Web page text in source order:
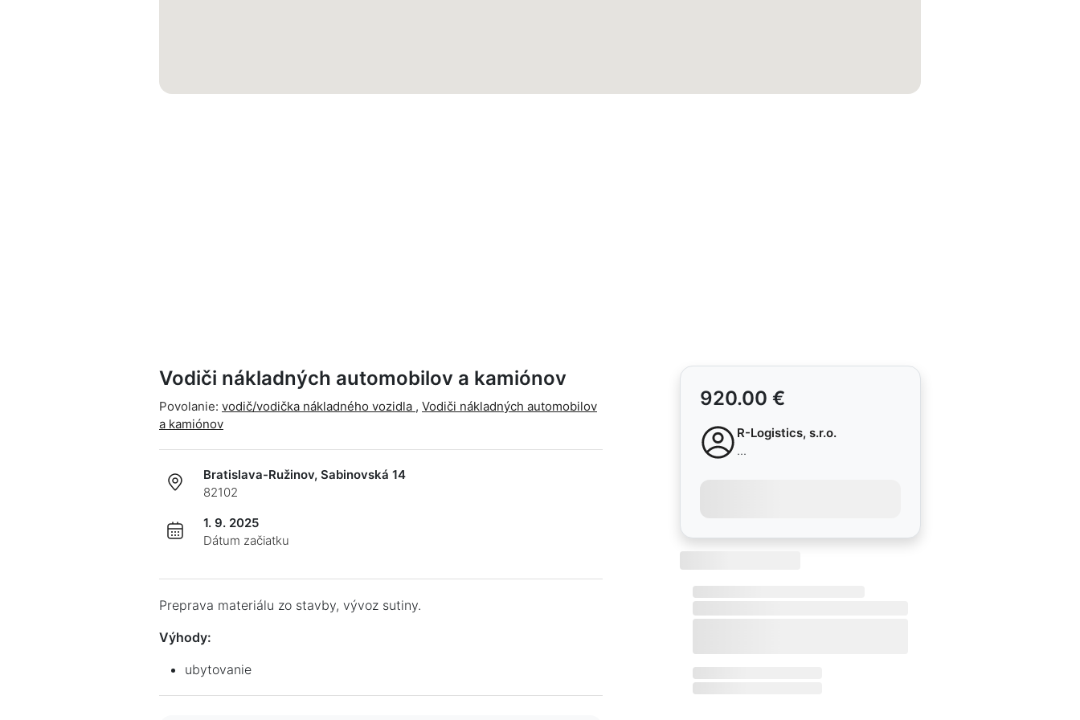
Vodiči nákladných automobilov a kamiónov
Povolanie: vodič/vodička nákladného vozidla , Vodiči nákladných automobilov
a kamiónov
Bratislava-Ružinov, Sabinovská 14
82102
1. 9. 2025
Dátum začiatku
Preprava materiálu zo stavby, vývoz sutiny.
Výhody:
ubytovanie
920.00 €
R-Logistics, s.r.o.
...